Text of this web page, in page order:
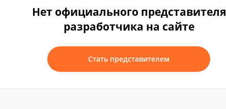
Нет официального представителя
разработчика на сайте
Стать представителем